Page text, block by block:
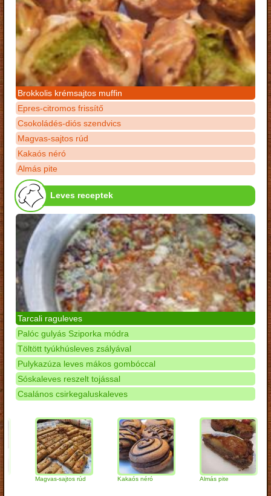
Brokkolis krémsajtos muffin
Epres-citromos frissítő
Csokoládés-diós szendvics
Magvas-sajtos rúd
Kakaós néró
Almás pite
Leves receptek
Tarcali raguleves
Palóc gulyás Sziporka módra
Töltött tyúkhúsleves zsályával
Pulykazúza leves mákos gombóccal
Sóskaleves reszelt tojással
Csalános csirkegaluskaleves
Magvas-sajtos rúd Kakaós néró Almás pite